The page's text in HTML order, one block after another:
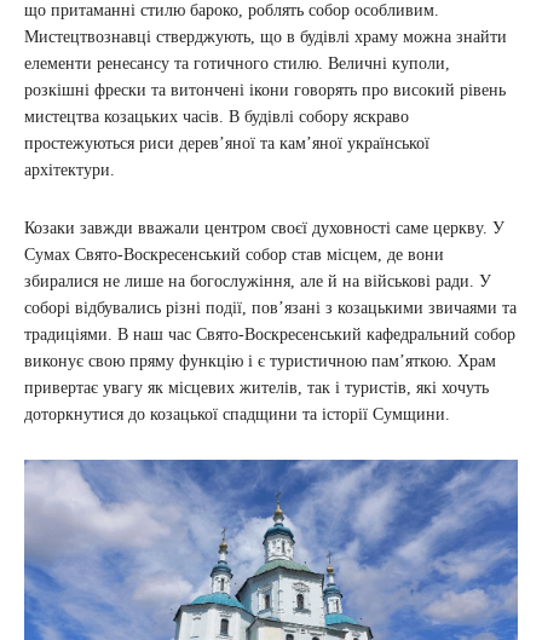
що притаманні стилю бароко, роблять собор особливим.
Мистецтвознавці стверджують, що в будівлі храму можна знайти
елементи ренесансу та готичного стилю. Величні куполи,
розкішні фрески та витончені ікони говорять про високий рівень
мистецтва козацьких часів. В будівлі собору яскраво
простежуються риси дерев’яної та кам’яної української
архітектури.
Козаки завжди вважали центром своєї духовності саме церкву. У
Сумах Свято-Воскресенський собор став місцем, де вони
збиралися не лише на богослужіння, але й на військові ради. У
соборі відбувались різні події, пов’язані з козацькими звичаями та
традиціями. В наш час Свято-Воскресенський кафедральний собор
виконує свою пряму функцію і є туристичною пам’яткою. Храм
привертає увагу як місцевих жителів, так і туристів, які хочуть
доторкнутися до козацької спадщини та історії Сумщини.